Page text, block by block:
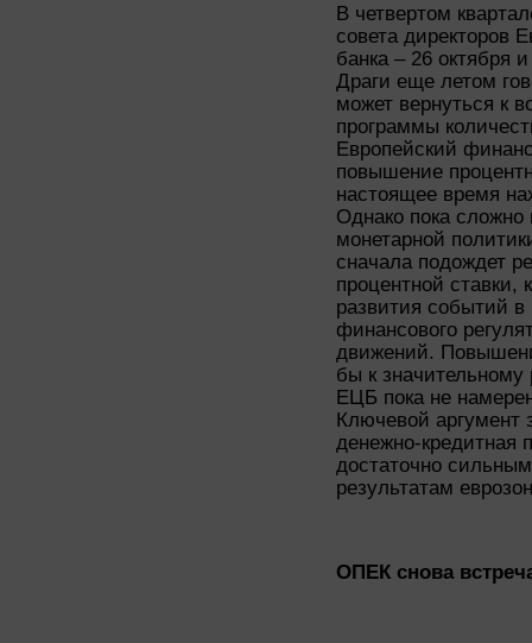
В четвертом
совета директоров
банка – 26 октября
Драги еще летом
может вернуться к
программы
Европейский
повышение
настоящее время
Однако пока сложно
монетарной
сначала подождет
процентной ставки,
развития событий в
финансового
движений.
бы к значительному
ЕЦБ пока не
Ключевой аргумент
денежно-кредитная
достаточно
результатам
ОПЕК снова